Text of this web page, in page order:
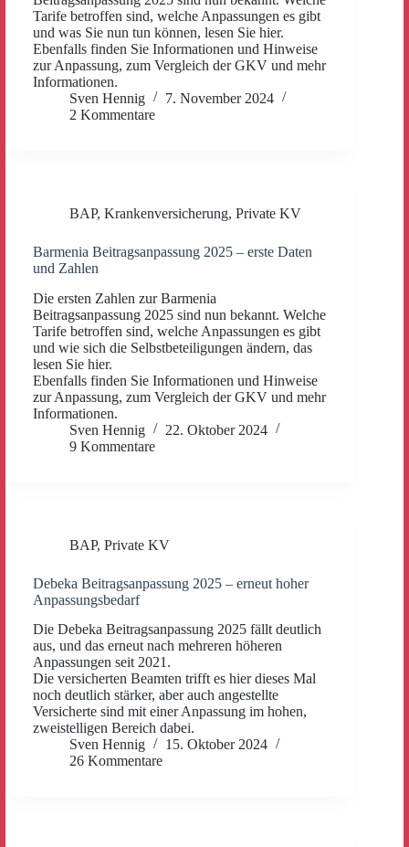
Tarife betroffen sind, welche Anpassungen es gibt
und was Sie nun tun können, lesen Sie hier.
Ebenfalls finden Sie Informationen und Hinweise
zur Anpassung, zum Vergleich der GKV und mehr
Informationen.
Sven Hennig
7. November 2024
2 Kommentare
BAP, Krankenversicherung, Private KV
Barmenia Beitragsanpassung 2025 – erste Daten
und Zahlen
Die ersten Zahlen zur Barmenia
Beitragsanpassung 2025 sind nun bekannt. Welche
Tarife betroffen sind, welche Anpassungen es gibt
und wie sich die Selbstbeteiligungen ändern, das
lesen Sie hier.
Ebenfalls finden Sie Informationen und Hinweise
zur Anpassung, zum Vergleich der GKV und mehr
Informationen.
Sven Hennig
22. Oktober 2024
9 Kommentare
BAP, Private KV
Debeka Beitragsanpassung 2025 – erneut hoher
Anpassungsbedarf
Die Debeka Beitragsanpassung 2025 fällt deutlich
aus, und das erneut nach mehreren höheren
Anpassungen seit 2021.
Die versicherten Beamten trifft es hier dieses Mal
noch deutlich stärker, aber auch angestellte
Versicherte sind mit einer Anpassung im hohen,
zweistelligen Bereich dabei.
Sven Hennig
15. Oktober 2024
26 Kommentare